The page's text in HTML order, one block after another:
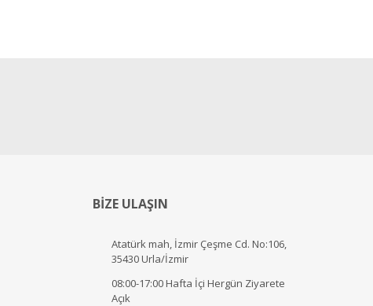
BİZE ULAŞIN
Atatürk mah, İzmir Çeşme Cd. No:106,
35430 Urla/İzmir
08:00-17:00 Hafta İçi Hergün Ziyarete
Açık